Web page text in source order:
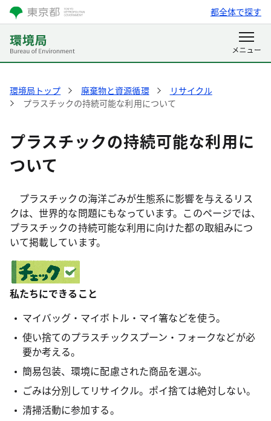
都全体で探す
環境局トップ 廃棄物と資源循環
リサイクル
プラスチックの持続可能な利用について
プラスチックの持続可能な利用に
ついて
プラスチックの海洋ごみが生態系に影響を与えるリス
クは、世界的な問題にもなっています。このページでは、
プラスチックの持続可能な利用に向けた都の取組みにつ
いて掲載しています。
私たちにできること
マイバッグ・マイボトル・マイ箸などを使う。
使い捨てのプラスチックスプーン・フォークなどが必
要か考える。
簡易包装、環境に配慮された商品を選ぶ。
ごみは分別してリサイクル。ポイ捨ては絶対しない。
清掃活動に参加する。